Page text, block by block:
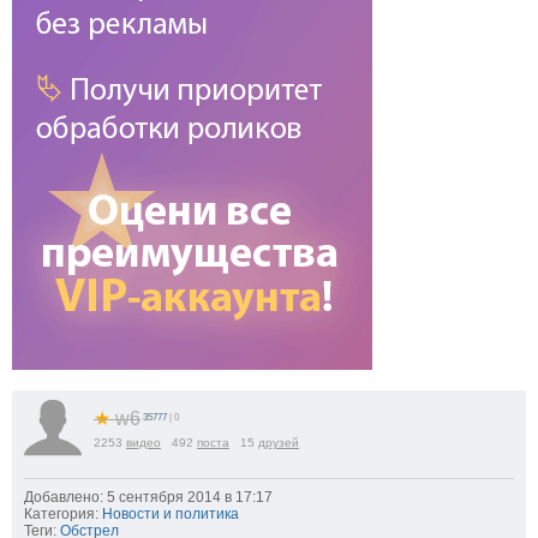
★w6 35777 | 0
2253 видео 492 поста 15 друзей
Добавлено: 5 сентября 2014 в 17:17
Категория: Новости и политика
Теги: Обстрел